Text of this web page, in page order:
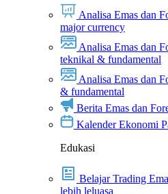
Analisa Emas dan
major currency
Analisa Emas dan
teknikal & fundamental
Analisa Emas dan
& fundamental
Berita Emas dan
Kalender Ekonomi
Edukasi
Belajar Trading
lebih leluasa